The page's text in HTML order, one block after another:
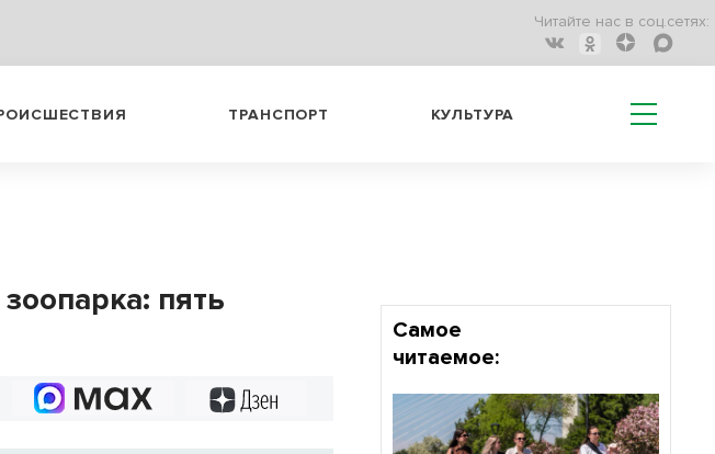
Читайте нас в соц.сетях:
ТРАНСПОРТ КУЛЬТУРА
пять
Самое
читаемое: